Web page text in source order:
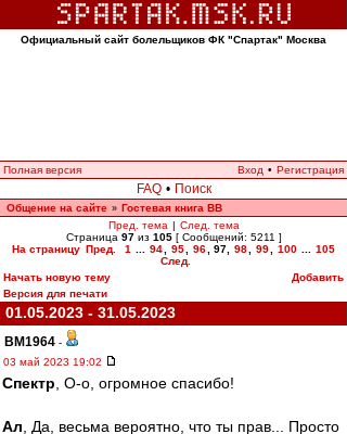
Официальный сайт болельщиков ФК "Спартак" Москва
Полная версия Вход • Регистрация
FAQ • Поиск
Общение на сайте » Гостевая книга ВВ
Пред. тема | След. тема
Страница 97из 105[ Сообщений: 5211 ]
На страницу Пред. 1 94 95 96 97 98 99 100
105
След.
Начать новую тему
Добавить
Версия для печати
01.05.2023 - 31.05.2023
BM1964 -
03 май 2023 19:02
Спектр , О-о, огромное спасибо!
Ал , Да, весьма вероятно, что ты прав... Просто